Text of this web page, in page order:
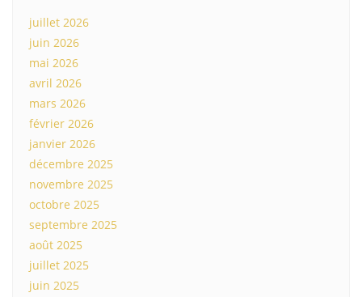
juillet 2026
juin 2026
mai 2026
avril 2026
mars 2026
février 2026
janvier 2026
décembre 2025
novembre 2025
octobre 2025
septembre 2025
août 2025
juillet 2025
juin 2025